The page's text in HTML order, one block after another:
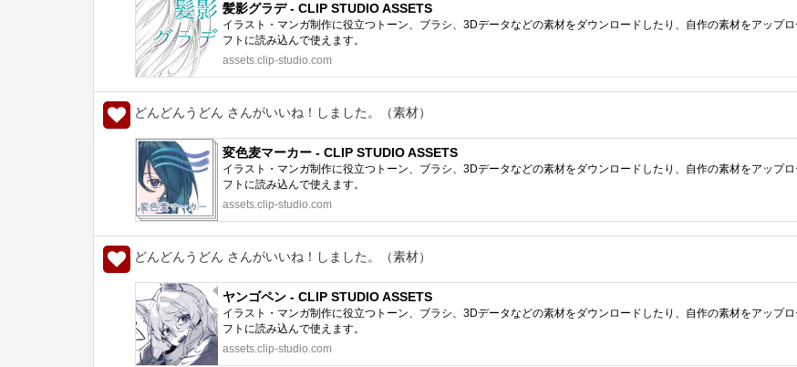
髪影グラデ - CLIP STUDIO ASSETS
イラスト・マンガ制作に役立つトーン、ブラシ、3Dデータなどの素材をダウンロードしたり、自作の素材をアップ
フトに読み込んで使えます。
assets.clip-studio.com
どんどんうどん さんがいいね！しました。（素材）
変色麦マーカー - CLIP STUDIO ASSETS
イラスト・マンガ制作に役立つトーン、ブラシ、3Dデータなどの素材をダウンロードしたり、自作の素材をアップ
フトに読み込んで使えます。
assets.clip-studio.com
どんどんうどん さんがいいね！しました。（素材）
ヤンゴペン - CLIP STUDIO ASSETS
イラスト・マンガ制作に役立つトーン、ブラシ、3Dデータなどの素材をダウンロードしたり、自作の素材をアップ
フトに読み込んで使えます。
assets.clip-studio.com